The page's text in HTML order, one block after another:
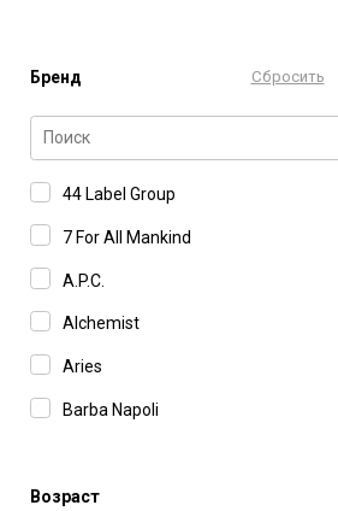
Бренд Сбросить
44 Label Group
7 For All Mankind
A.P.C.
Alchemist
Aries
Barba Napoli
Bomber
Возраст